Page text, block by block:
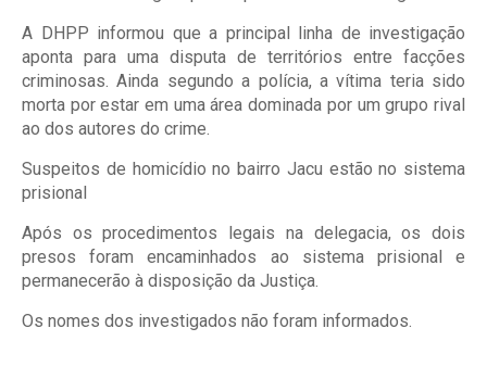
A DHPP informou que a principal linha de investigação
aponta para uma disputa de territórios entre facções
criminosas. Ainda segundo a polícia, a vítima teria sido
morta por estar em uma área dominada por um grupo rival
ao dos autores do crime.
Suspeitos de homicídio no bairro Jacu estão no sistema
prisional
Após os procedimentos legais na delegacia, os dois
presos foram encaminhados ao sistema prisional e
permanecerão à disposição da Justiça.
Os nomes dos investigados não foram informados.